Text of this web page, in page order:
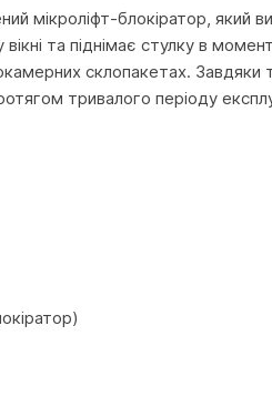
мікроліфт-блокіратор, який
та піднімає стулку в
склопакетах.
тривалого періоду